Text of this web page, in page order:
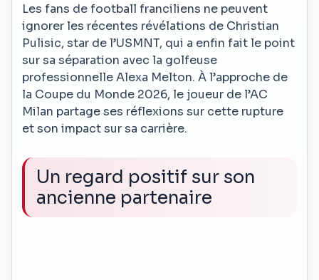
Les fans de football franciliens ne peuvent
ignorer les récentes révélations de Christian
Pulisic, star de l’USMNT, qui a enfin fait le point
sur sa séparation avec la golfeuse
professionnelle Alexa Melton. À l’approche de
la Coupe du Monde 2026, le joueur de l’AC
Milan partage ses réflexions sur cette rupture
et son impact sur sa carrière.
Un regard positif sur son
ancienne partenaire